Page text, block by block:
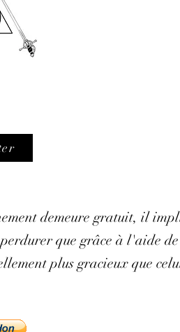
demeure gratuit, il
que grâce à l'aide de
plus gracieux que